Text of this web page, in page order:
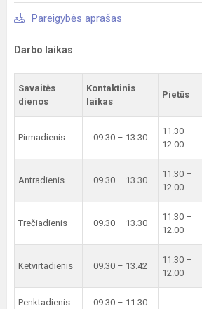
Pareigybės aprašas
Darbo laikas
Savaitės
dienos
Kontaktinis
laikas
Pietūs
Pirmadienis 09.30 – 13.30
11.30 –
12.00
Antradienis 09.30 – 13.30
11.30 –
12.00
Trečiadienis 09.30 – 13.30
11.30 –
12.00
Ketvirtadienis 09.30 – 13.42
11.30 –
12.00
Penktadienis 09.30 – 11.30 -